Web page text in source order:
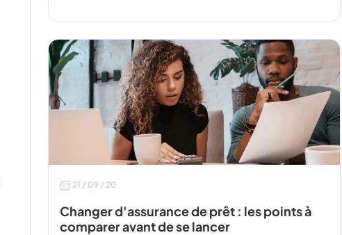
21 / 09 / 20
Changer d'assurance de prêt : les points à
comparer avant de se lancer